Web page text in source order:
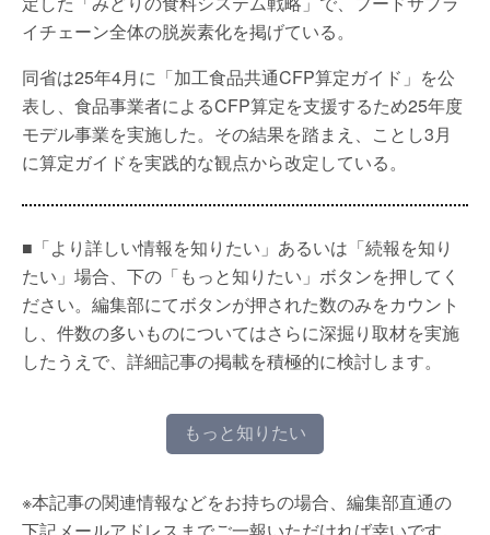
イチェーン全体の脱炭素化を掲げている。
同省は25年4月に「加工食品共通CFP算定ガイド」を公
表し、食品事業者によるCFP算定を支援するため25年度
モデル事業を実施した。その結果を踏まえ、ことし3月
に算定ガイドを実践的な観点から改定している。
■「より詳しい情報を知りたい」あるいは「続報を知り
たい」場合、下の「もっと知りたい」ボタンを押してく
ださい。編集部にてボタンが押された数のみをカウント
し、件数の多いものについてはさらに深掘り取材を実施
したうえで、詳細記事の掲載を積極的に検討します。
もっと知りたい
※本記事の関連情報などをお持ちの場合、編集部直通の